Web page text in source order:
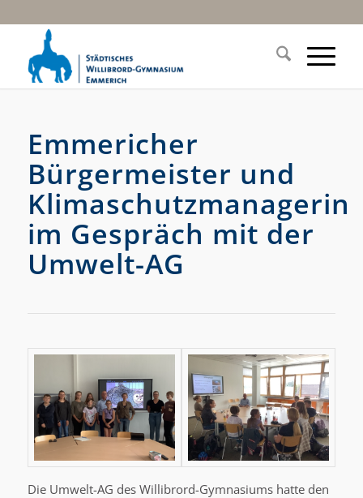
Emmericher
Bürgermeister und
Klimaschutzmanagerin
im Gespräch mit der
Umwelt-AG
Die Umwelt-AG des Willibrord-Gymnasiums hatte den